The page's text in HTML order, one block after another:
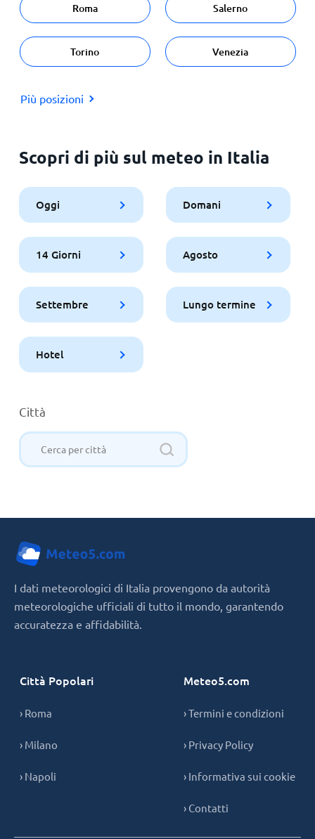
Roma Salerno
Torino Venezia
Più posizioni
Scopri di più sul meteo in Italia
Oggi Domani
14 Giorni Agosto
Settembre Lungo termine
Hotel
Città
I dati meteorologici di Italia provengono da autorità
meteorologiche ufficiali di tutto il mondo, garantendo
accuratezza e affidabilità.
Città Popolari
› Roma
› Milano
› Napoli
Meteo5.com
› Termini e condizioni
› Privacy Policy
› Informativa sui cookie
› Contatti